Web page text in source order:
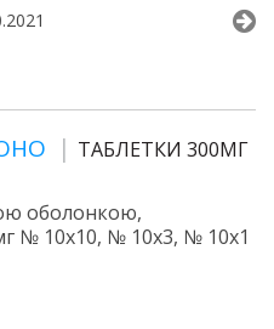
ТАБЛЕТКИ 300МГ
оболонкою,
№ 10х10, № 10х3, № 10х1